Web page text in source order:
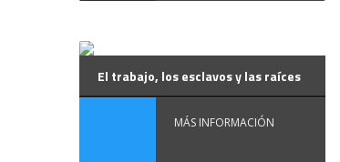
El trabajo, los esclavos y las raíces
MÁS INFORMACIÓN